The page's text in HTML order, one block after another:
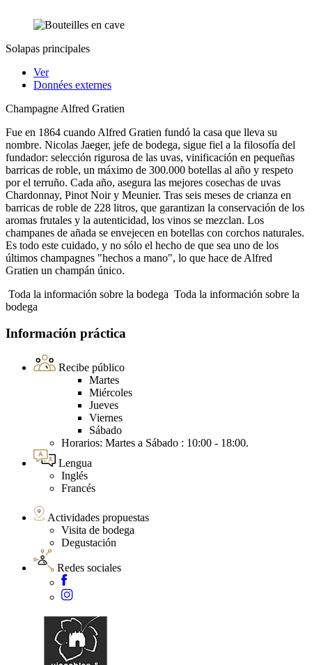
Solapas principales
Ver
Données externes
Champagne Alfred Gratien
Fue en 1864 cuando Alfred Gratien fundó la casa que lleva su
nombre. Nicolas Jaeger, jefe de bodega, sigue fiel a la filosofía del
fundador: selección rigurosa de las uvas, vinificación en pequeñas
barricas de roble, un máximo de 300.000 botellas al año y respeto
por el terruño. Cada año, asegura las mejores cosechas de uvas
Chardonnay, Pinot Noir y Meunier. Tras seis meses de crianza en
barricas de roble de 228 litros, que garantizan la conservación de los
aromas frutales y la autenticidad, los vinos se mezclan. Los
champanes de añada se envejecen en botellas con corchos naturales.
Es todo este cuidado, y no sólo el hecho de que sea uno de los
últimos champagnes "hechos a mano", lo que hace de Alfred
Gratien un champán único.
Toda la información sobre la bodega Toda la información sobre la
bodega
Información práctica
Recibe público
Martes
Miércoles
Jueves
Viernes
Sábado
Horarios: Martes a Sábado : 10:00 - 18:00.
Lengua
Inglés
Francés
Actividades propuestas
Visita de bodega
Degustación
Redes sociales